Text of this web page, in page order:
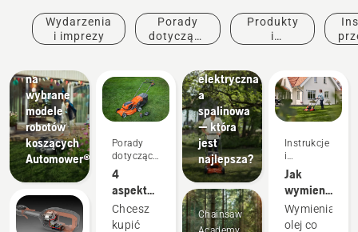
Wydarzenia
i imprezy
Porady
dotyczące
Produkty
i
Promocje
na
wybrane
modele
robotów
koszących
Automower®
Porady
dotyczące
zakupu
4
aspekty
do
rozważenia
Chcesz
kupić
elektryczna
a
spalinowa
— która
jest
najlepsza?
Chainsaw
Instrukcje
i
przewodniki
Jak
wymienić
olej w
kosiarce
Wymieniaj
olej co